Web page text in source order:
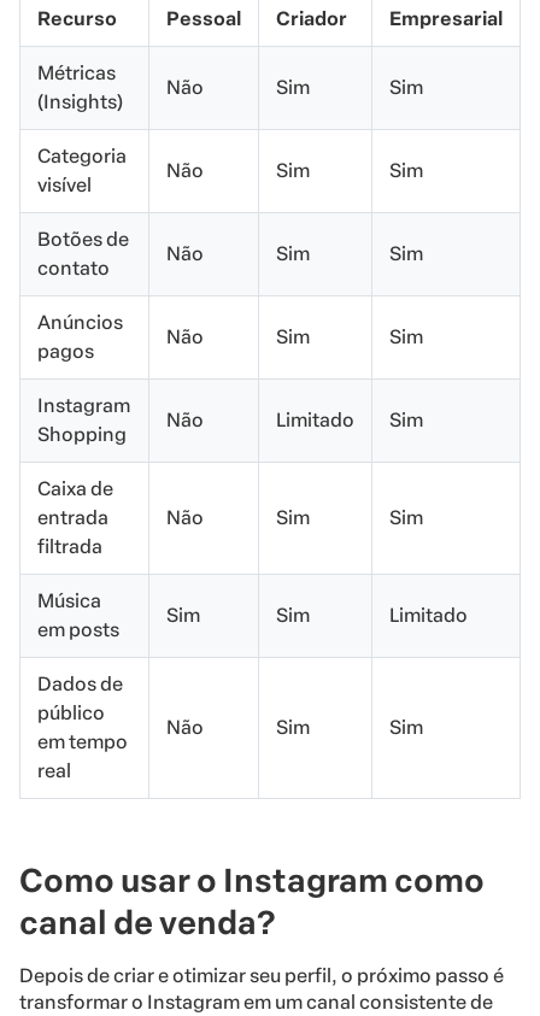
Recurso Pessoal Criador Empresarial
Métricas
(Insights)
Não Sim Sim
Categoria
visível
Não Sim Sim
Botões de
contato
Não Sim Sim
Anúncios
pagos
Não Sim Sim
Instagram
Shopping
Não Limitado Sim
Caixa de
entrada
filtrada
Não Sim Sim
Música
em posts
Sim Sim Limitado
Dados de
público
em tempo
real
Não Sim Sim
Como usar o Instagram como
canal de venda?
Depois de criar e otimizar seu perfil, o próximo passo é
transformar o Instagram em um canal consistente de